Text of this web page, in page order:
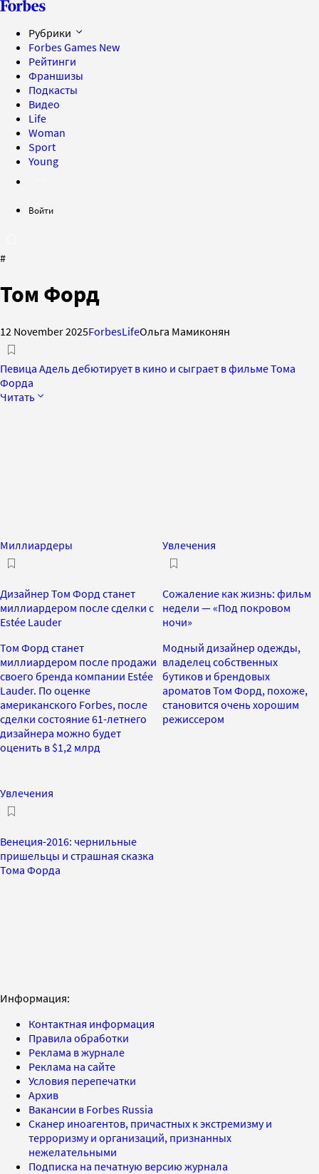
Рубрики
Forbes Games New
Рейтинги
Франшизы
Подкасты
Видео
Life
Woman
Sport
Young
Войти
#
Том Форд
12 November 2025ForbesLifeОльга Мамиконян
Певица Адель дебютирует в кино и сыграет в фильме Тома
Форда
Читать
Миллиардеры
Дизайнер Том Форд станет
миллиардером после сделки с
Estée Lauder
Том Форд станет
миллиардером после продажи
своего бренда компании Estée
Lauder. По оценке
американского Forbes, после
сделки состояние 61-летнего
дизайнера можно будет
оценить в $1,2 млрд
Увлечения
Сожаление как жизнь: фильм
недели — «Под покровом
ночи»
Модный дизайнер одежды,
владелец собственных
бутиков и брендовых
ароматов Том Форд, похоже,
становится очень хорошим
режиссером
Увлечения
Венеция-2016: чернильные
пришельцы и страшная сказка
Тома Форда
Информация:
Контактная информация
Правила обработки
Реклама в журнале
Реклама на сайте
Условия перепечатки
Архив
Вакансии в Forbes Russia
Сканер иноагентов, причастных к экстремизму и
терроризму и организаций, признанных
нежелательными
Подписка на печатную версию журнала